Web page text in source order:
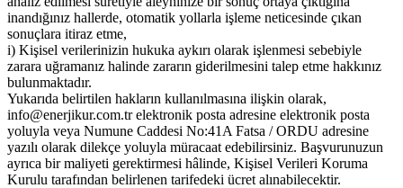
inandığınız hallerde, otomatik yollarla işleme neticesinde çıkan
sonuçlara itiraz etme,
i) Kişisel verilerinizin hukuka aykırı olarak işlenmesi sebebiyle
zarara uğramanız halinde zararın giderilmesini talep etme hakkınız
bulunmaktadır.
Yukarıda belirtilen hakların kullanılmasına ilişkin olarak,
info@enerjikur.com.tr elektronik posta adresine elektronik posta
yoluyla veya Numune Caddesi No:41A Fatsa / ORDU adresine
yazılı olarak dilekçe yoluyla müracaat edebilirsiniz. Başvurunuzun
ayrıca bir maliyeti gerektirmesi hâlinde, Kişisel Verileri Koruma
Kurulu tarafından belirlenen tarifedeki ücret alınabilecektir.